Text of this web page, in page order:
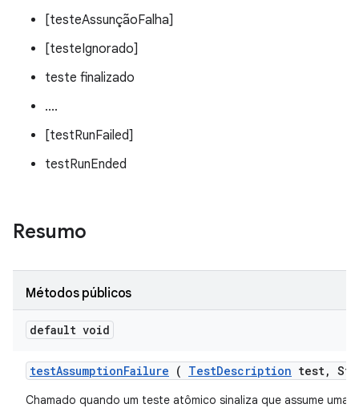
[testeAssunçãoFalha]
[testeIgnorado]
teste finalizado
....
[testRunFailed]
testRunEnded
Resumo
Métodos públicos
default void
testAssumptionFailure ( TestDescription test,
Chamado quando um teste atômico sinaliza que assume uma